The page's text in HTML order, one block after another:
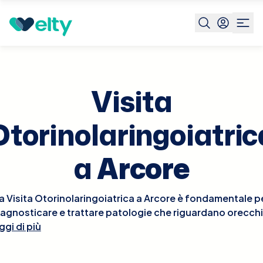
Prenota visita Visita Otorinolaringoiatrica Arcore
Visita
aArcore
Visita Otorinolaringoiatrica a Arcore è fondamentale
e trattare patologie che riguardano
e gola. Durante la visita, l'otorinolaringoiatra
di più